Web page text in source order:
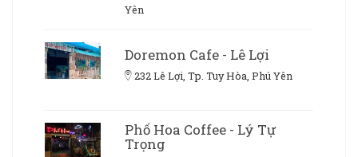
Yên
Doremon Cafe - Lê Lợi
232 Lê Lợi, Tp. Tuy Hòa, Phú Yên
Phố Hoa Coffee - Lý Tự
Trọng